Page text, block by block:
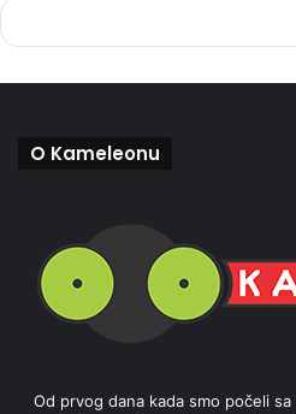
O Kameleonu
Od prvog dana kada smo počeli